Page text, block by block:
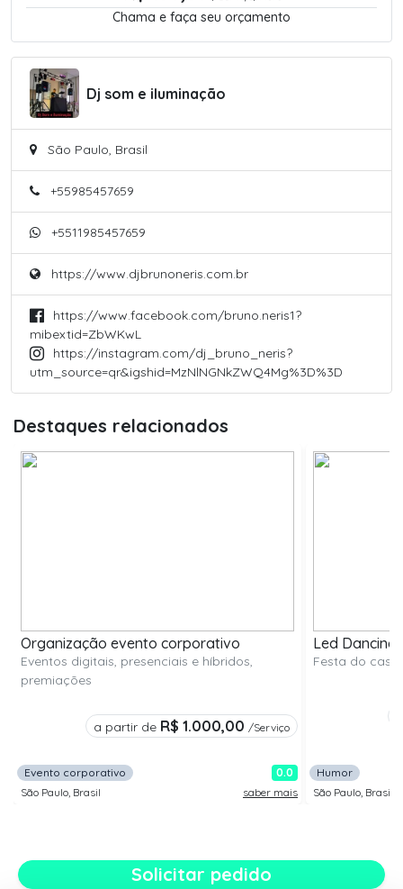
Solicitar pedido
Chama e faça seu orçamento
Dj som e iluminação
São Paulo, Brasil
+55985457659
+5511985457659
https://www.djbrunoneris.com.br
https://www.facebook.com/bruno.neris1?
mibextid=ZbWKwL
https://instagram.com/dj_bruno_neris?
utm_source=qr&igshid=MzNlNGNkZWQ4Mg%3D%3D
Destaques relacionados
Organização evento corporativo
Eventos digitais, presenciais e híbridos,
premiações
a partir de R$ 1.000,00 /Serviço
Evento corporativo
0.0
São Paulo, Brasil
saber mais
Led Dancing
Festa do
Humor
São Paulo, Brasil